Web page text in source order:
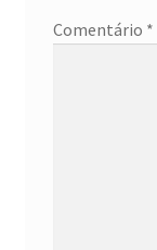
Comentário *